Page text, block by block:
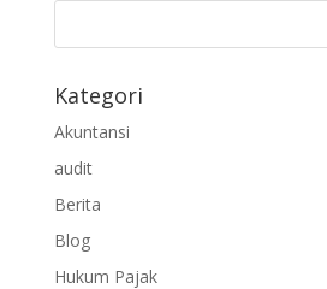
Kategori
Akuntansi
audit
Berita
Blog
Hukum Pajak